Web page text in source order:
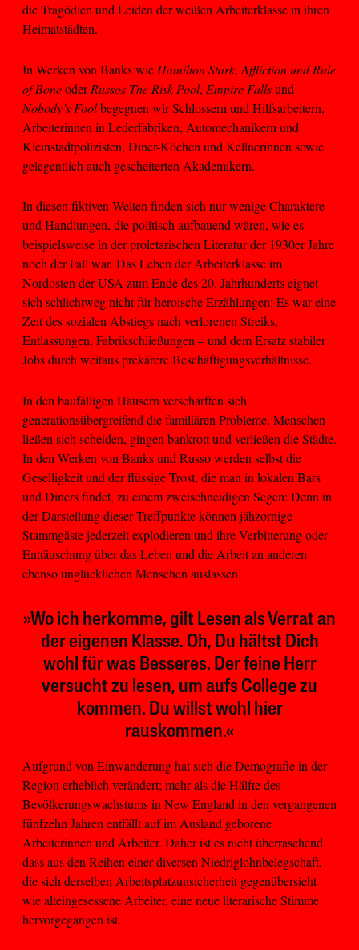
die Tragödien und Leiden der weißen Arbeiterklasse in ihren
Heimatstädten.
In Werken von Banks wie Hamilton Stark, Affliction und Rule
of BoneoderRussos The Risk Pool, Empire Fallsund
Nobody’s Foolbegegnen wir Schlossern und Hilfsarbeitern,
Arbeiterinnen in Lederfabriken, Automechanikern und
Kleinstadtpolizisten, Diner-Köchen und Kellnerinnen sowie
gelegentlich auch gescheiterten Akademikern.
In diesen fiktiven Welten finden sich nur wenige Charaktere
und Handlungen, die politisch aufbauend wären, wie es
beispielsweise in der proletarischen Literatur der 1930er Jahre
noch der Fall war. Das Leben der Arbeiterklasse im
Nordosten der USA zum Ende des 20. Jahrhunderts eignet
sich schlichtweg nicht für heroische Erzählungen: Es war eine
Zeit des sozialen Abstiegs nach verlorenen Streiks,
Entlassungen, Fabrikschließungen – und dem Ersatz stabiler
Jobs durch weitaus prekärere Beschäftigungsverhältnisse.
In den baufälligen Häusern verschärften sich
generationsübergreifend die familiären Probleme. Menschen
ließen sich scheiden, gingen bankrott und verließen die Städte.
In den Werken von Banks und Russo werden selbst die
Geselligkeit und der flüssige Trost, die man in lokalen Bars
und Diners findet, zu einem zweischneidigen Segen: Denn in
der Darstellung dieser Treffpunkte können jähzornige
Stammgäste jederzeit explodieren und ihre Verbitterung oder
Enttäuschung über das Leben und die Arbeit an anderen
ebenso unglücklichen Menschen auslassen.
»Wo ich herkomme, gilt Lesen als Verrat an
der eigenen Klasse. Oh, Du hältst Dich
wohl für was Besseres. Der feine Herr
versucht zu lesen, um aufs College zu
kommen. Du willst wohl hier
rauskommen.«
Aufgrund von Einwanderung hat sich die Demografie in der
Region erheblich verändert; mehr als die Hälfte des
Bevölkerungswachstums in New England in den vergangenen
fünfzehn Jahren entfällt auf im Ausland geborene
Arbeiterinnen und Arbeiter. Daher ist es nicht überraschend,
dass aus den Reihen einer diversen Niedriglohnbelegschaft,
die sich derselben Arbeitsplatzunsicherheit gegenübersieht
wie alteingesessene Arbeiter, eine neue literarische Stimme
hervorgegangen ist.